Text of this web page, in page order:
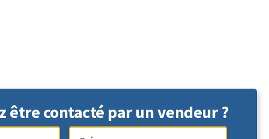
être contacté par un vendeur ?